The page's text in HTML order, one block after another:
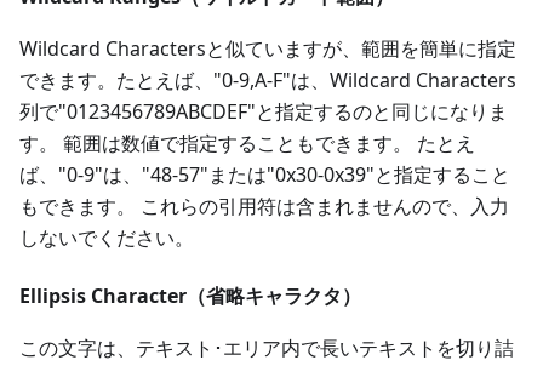
Wildcard Charactersと似ていますが、範囲を簡単に指定
できます。たとえば、"0-9,A-F"は、Wildcard Characters
列で"0123456789ABCDEF"と指定するのと同じになりま
す。 範囲は数値で指定することもできます。 たとえ
ば、"0-9"は、"48-57"または"0x30-0x39"と指定すること
もできます。 これらの引用符は含まれませんので、入力
しないでください。
Ellipsis Character（省略キャラクタ）
この文字は、テキスト･エリア内で長いテキストを切り詰